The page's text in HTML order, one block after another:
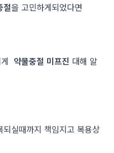
절을 고민하게되었다면
약물중절 미프진 대해 알
실때까지 책임지고 복용상